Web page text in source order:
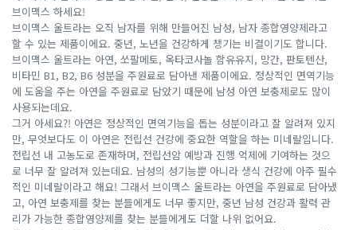
브이맥스 하세요!
브이맥스 울트라는 오직 남자를 위해 만들어진 남성, 남자 종합영양제라고
할 수 있는 제품이에요. 중년, 노년을 건강하게 챙기는 비결이기도 합니다.
브이맥스 울트라는 아연, 쏘팔메토, 옥타코사놀 함유유지, 망간, 판토텐산,
비타민 B1, B2, B6 성분을 주원료로 담아낸 제품이에요. 정상적인 면역기능
에 도움을 주는 아연을 주원료로 담았기 때문에 남성 아연 보충제로도 많이
사용되는데요.
그거 아세요?! 아연은 정상적인 면역기능을 돕는 성분이라고 잘 알려져 있지
만, 무엇보다도 이 아연은 전립선 건강에 중요한 역할을 하는 미네랄입니다.
전립선 내 고농도로 존재하며, 전립선암 예방과 진행 억제에 기여하는 것으
로 너무 잘 알려져 있는데요. 남성의 성기능뿐 아니라 생식 건강에 아주 필수
적인 미네랄이라고 해요! 그래서 브이맥스 울트라는 아연을 주원료로 담아냈
고, 아연 보충제를 찾는 분들에게도 너무 좋지만, 중년 남성 건강과 활력 관
리가 가능한 종합영양제를 찾는 분들에게도 더할 나위 없어요.